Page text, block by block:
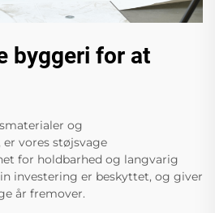
byggeri for at
og
vores støjsvage
for holdbarhed og langvarig
investering er beskyttet, og giver
år fremover.